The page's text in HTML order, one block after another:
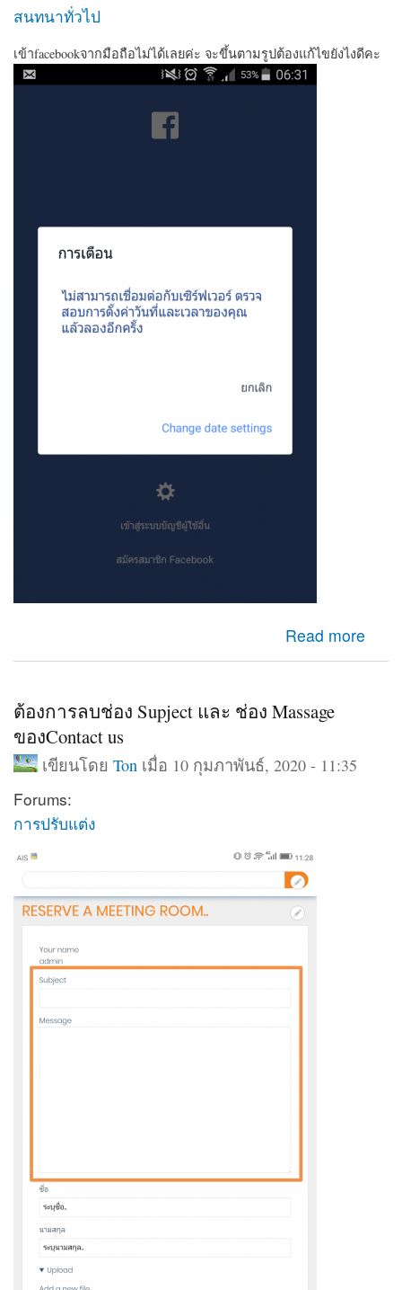
สนทนาทั่วไป
เข้าfacebookจากมือถือไม่ได้เลยค่ะ จะขึ้นตามรูปต้องแก้ไขยังไงดีคะ
Read more
ต้องการลบช่อง Supject และ ช่อง Massage
ของContact us
เขียนโดย Ton เมื่อ 10 กุมภาพันธ์, 2020 - 11:35
Forums:
การปรับแต่ง